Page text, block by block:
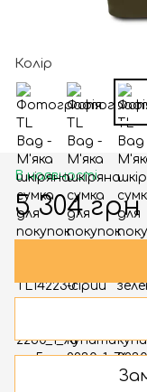
Колір
В наявності
5 304 грн